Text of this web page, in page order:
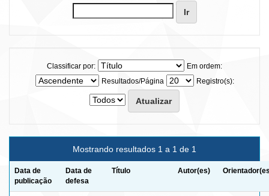
Classificar por:
Em ordem:
Resultados/Página
Registro(s):
Mostrando resultados 1 a 1 de 1
Data de
publicação
Data de
defesa
Título Autor(es)